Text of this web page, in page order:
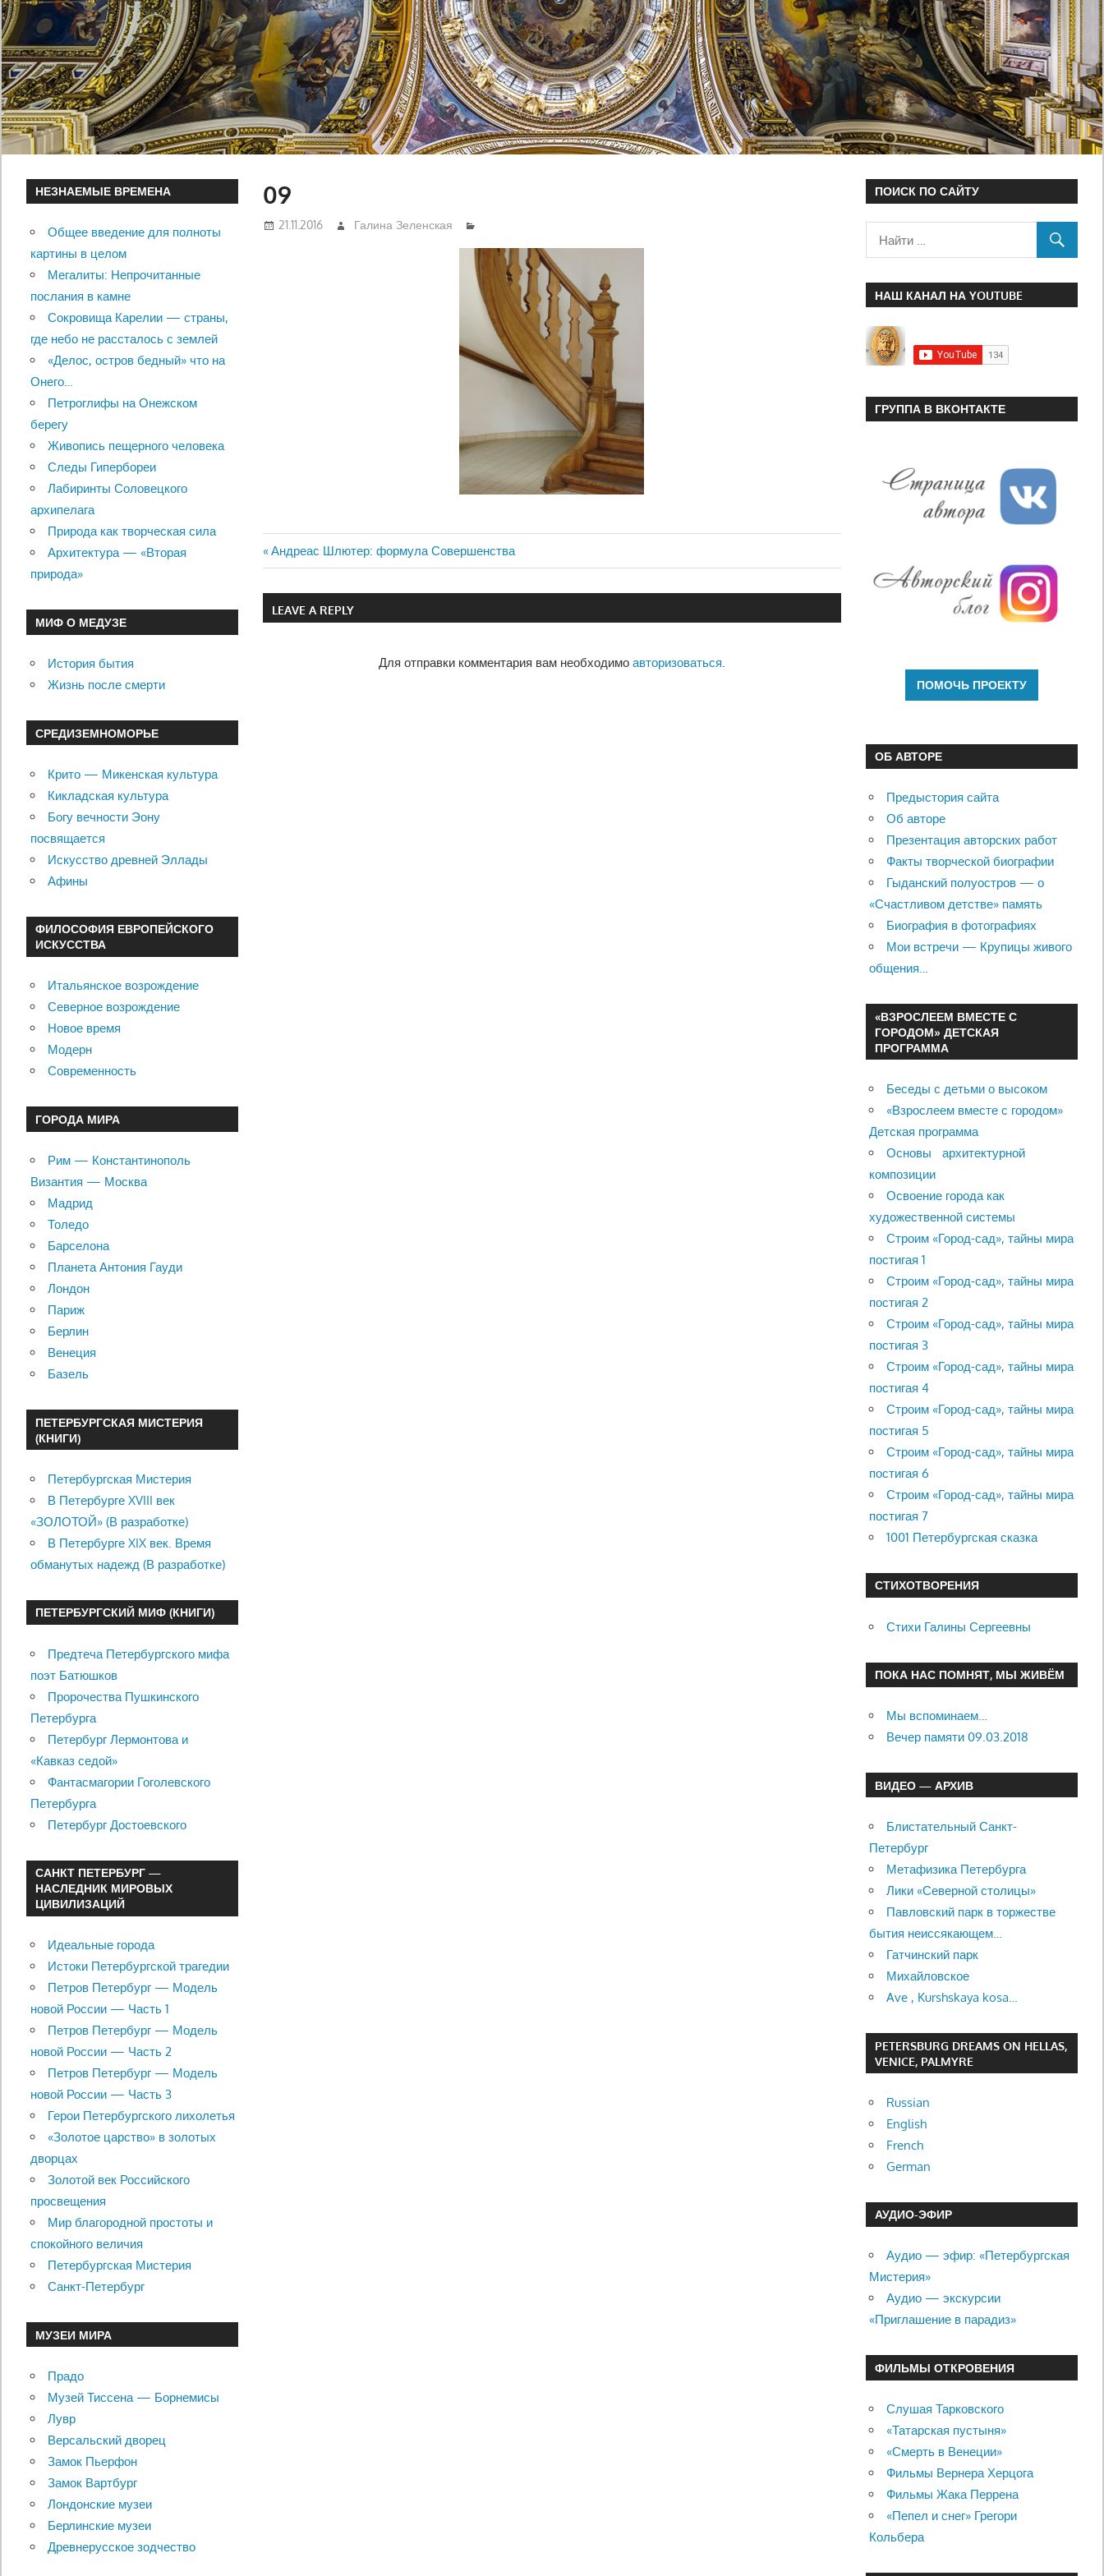
09
21.11.2016 Галина Зеленская
Навигация
по
Previous
Post:
Андреас Шлютер: формула Совершенства
LEAVE A REPLY
Для отправки комментария вам необходимо авторизоваться.
НЕЗНАЕМЫЕ ВРЕМЕНА
Общее введение для полноты
картины в целом
Мегалиты: Непрочитанные
послания в камне
Сокровища Карелии — страны,
где небо не рассталось с землей
«Делос, остров бедный» что на
Онего…
Петроглифы на Онежском
берегу
Живопись пещерного человека
Следы Гипербореи
Лабиринты Соловецкого
архипелага
Природа как творческая сила
Архитектура — «Вторая
природа»
МИФ О МЕДУЗЕ
История бытия
Жизнь после смерти
СРЕДИЗЕМНОМОРЬЕ
Крито — Микенская культура
Кикладская культура
Богу вечности Эону
посвящается
Искусство древней Эллады
Афины
ФИЛОСОФИЯ ЕВРОПЕЙСКОГО
ИСКУССТВА
Итальянское возрождение
Северное возрождение
Новое время
Модерн
Современность
ГОРОДА МИРА
Рим — Константинополь
Византия — Москва
Мадрид
Толедо
Барселона
Планета Антония Гауди
Лондон
Париж
Берлин
Венеция
Базель
ПЕТЕРБУРГСКАЯ МИСТЕРИЯ
(КНИГИ)
Петербургская Мистерия
В Петербурге XVIII век
«ЗОЛОТОЙ» (В разработке)
В Петербурге XIX век. Время
обманутых надежд (В разработке)
ПЕТЕРБУРГСКИЙ МИФ (КНИГИ)
Предтеча Петербургского мифа
поэт Батюшков
Пророчества Пушкинского
Петербурга
Петербург Лермонтова и
«Кавказ седой»
Фантасмагории Гоголевского
Петербурга
Петербург Достоевского
САНКТ ПЕТЕРБУРГ —
НАСЛЕДНИК МИРОВЫХ
ЦИВИЛИЗАЦИЙ
Идеальные города
Истоки Петербургской трагедии
Петров Петербург — Модель
новой России — Часть 1
Петров Петербург — Модель
новой России — Часть 2
Петров Петербург — Модель
новой России — Часть 3
Герои Петербургского лихолетья
«Золотое царство» в золотых
дворцах
Золотой век Российского
просвещения
Мир благородной простоты и
спокойного величия
Петербургская Мистерия
Санкт-Петербург
МУЗЕИ МИРА
Прадо
Музей Тиссена — Борнемисы
Лувр
Версальский дворец
Замок Пьерфон
Замок Вартбург
Лондонские музеи
Берлинские музеи
Древнерусское зодчество
ПОИСК ПО САЙТУ
НАШ КАНАЛ НА YOUTUBE
ГРУППА В ВКОНТАКТЕ
ОБ АВТОРЕ
Предыстория сайта
Об авторе
Презентация авторских работ
Факты творческой биографии
Гыданский полуостров — о
«Счастливом детстве» память
Биография в фотографиях
Мои встречи — Крупицы живого
общения…
«ВЗРОСЛЕЕМ ВМЕСТЕ С
ГОРОДОМ» ДЕТСКАЯ
ПРОГРАММА
Беседы с детьми о высоком
«Взрослеем вместе с городом»
Детская программа
Основы архитектурной
композиции
Освоение города как
художественной системы
Строим «Город-сад», тайны мира
постигая 1
Строим «Город-сад», тайны мира
постигая 2
Строим «Город-сад», тайны мира
постигая 3
Строим «Город-сад», тайны мира
постигая 4
Строим «Город-сад», тайны мира
постигая 5
Строим «Город-сад», тайны мира
постигая 6
Строим «Город-сад», тайны мира
постигая 7
1001 Петербургская сказка
СТИХОТВОРЕНИЯ
Стихи Галины Сергеевны
ПОКА НАС ПОМНЯТ, МЫ ЖИВЁМ
Мы вспоминаем…
Вечер памяти 09.03.2018
ВИДЕО — АРХИВ
Блистательный Санкт-
Петербург
Метафизика Петербурга
Лики «Северной столицы»
Павловский парк в торжестве
бытия неиссякающем…
Гатчинский парк
Михайловское
Ave , Kurshskaya kosa…
PETERSBURG DREAMS ON HELLAS,
VENICE, PALMYRE
Russian
English
French
German
АУДИО-ЭФИР
Аудио — эфир: «Петербургская
Мистерия»
Аудио — экскурсии
«Приглашение в парадиз»
ФИЛЬМЫ ОТКРОВЕНИЯ
Слушая Тарковского
«Татарская пустыня»
«Смерть в Венеции»
Фильмы Вернера Херцога
Фильмы Жака Перрена
«Пепел и снег» Грегори
Кольбера